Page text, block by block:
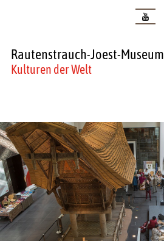
Rautenstrauch-Joest-Museum
Kulturen der Welt